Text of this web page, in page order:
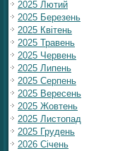
2025 Лютий
2025 Березень
2025 Квітень
2025 Травень
2025 Червень
2025 Липень
2025 Серпень
2025 Вересень
2025 Жовтень
2025 Листопад
2025 Грудень
2026 Січень